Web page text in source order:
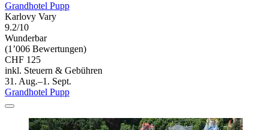
Grandhotel Pupp
Karlovy Vary
9.2/10
Wunderbar
(1’006 Bewertungen)
CHF 125
inkl. Steuern & Gebühren
31. Aug.–1. Sept.
Grandhotel Pupp